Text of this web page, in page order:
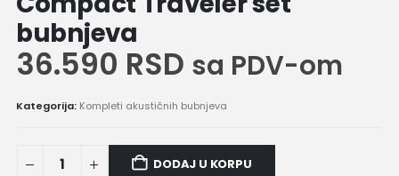
bubnjeva
36.590 RSD sa PDV-om
Kategorija: Kompleti akustičnih bubnjeva
DODAJ U KORPU